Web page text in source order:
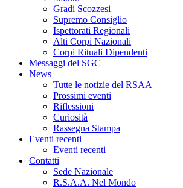
Gradi Scozzesi
Supremo Consiglio
Ispettorati Regionali
Alti Corpi Nazionali
Corpi Rituali Dipendenti
Messaggi del SGC
News
Tutte le notizie del RSAA
Prossimi eventi
Riflessioni
Curiosità
Rassegna Stampa
Eventi recenti
Eventi recenti
Contatti
Sede Nazionale
R.S.A.A. Nel Mondo